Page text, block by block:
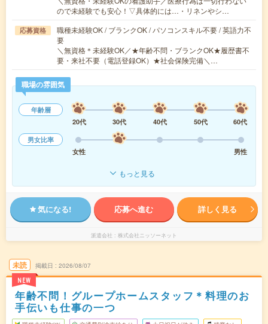
ので未経験でも安心！▽具体的には…・リネンやシ…
応募資格
職種未経験OK / ブランクOK / パソコンスキル不要 / 英語力不
要
＼無資格＊未経験OK／★年齢不問・ブランクOK★履歴書不
要・来社不要（電話登録OK）★社会保険完備＼…
職場の雰囲気
年齢層
20代
30代 40代 50代
60代
男女比率
女性
男性
もっと見る
気になる! 応募へ進む 詳しく見る
派遣会社 株式会社ニッソーネット
未読
NEW
掲載日 2026/08/07
年齢不問！グループホームスタッフ＊料理のお
手伝いも仕事の一つ